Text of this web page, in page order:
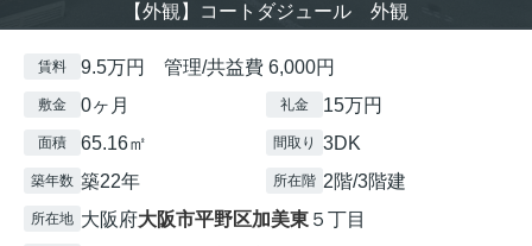
【外観】コートダジュール 外観
賃料 9.5万円 管理/共益費 6,000円
敷金 0ヶ月 礼金 15万円
面積 65.16㎡ 間取り 3DK
築年数 築22年 所在階 2階/3階建
所在地 大阪府大阪市平野区加美東 ５丁目